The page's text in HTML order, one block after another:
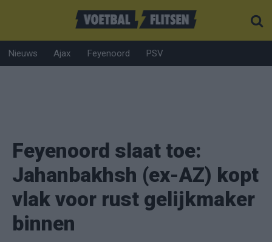
Nieuws Ajax Feyenoord PSV
Feyenoord slaat toe:
Jahanbakhsh (ex-AZ) kopt
vlak voor rust gelijkmaker
binnen